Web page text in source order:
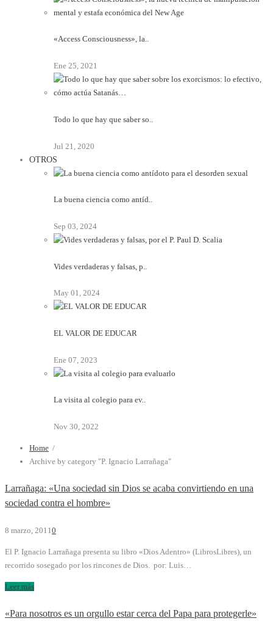
«Access Consciousness», la..
Ene 25, 2021
Todo lo que hay que saber so..
Jul 21, 2020
OTROS
La buena ciencia como antíd..
Sep 03, 2024
Vides verdaderas y falsas, p..
May 01, 2024
EL VALOR DE EDUCAR
Ene 07, 2023
La visita al colegio para ev..
Nov 30, 2022
Home /
Archive by category "P. Ignacio Larrañaga"
Larrañaga: «Una sociedad sin Dios se acaba convirtiendo en una
sociedad contra el hombre»
8 marzo, 2011 0
El P. Ignacio Larrañaga presenta su libro «Dios Adentro» (LibrosLibres), un
recorrido sosegado por los rincones de Dios. por: Luis…
Leer más
«Para nosotros es un orgullo estar cerca del Papa para protegerle»